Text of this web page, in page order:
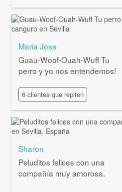
Maria Jose
Guau-Woof-Ouah-Wuff Tu
perro y yo nos entendemos!
6 clientes que repiten
Sharon
Peluditos felices con una
compañía muy amorosa.